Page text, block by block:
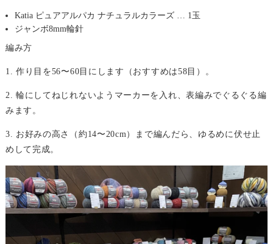
Katia ピュアアルパカ ナチュラルカラーズ … 1玉
ジャンボ8mm輪針
編み方
1. 作り目を56〜60目にします（おすすめは58目）。
2. 輪にしてねじれないようマーカーを入れ、表編みでぐるぐる編
みます。
3. お好みの高さ（約14〜20cm）まで編んだら、ゆるめに伏せ止
めして完成。